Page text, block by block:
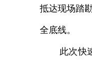
抵达现场踏
全底线。
此次快